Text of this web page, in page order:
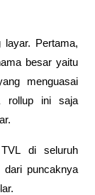
Pertama,
besar yaitu
menguasai
rollup ini saja
di seluruh
puncaknya